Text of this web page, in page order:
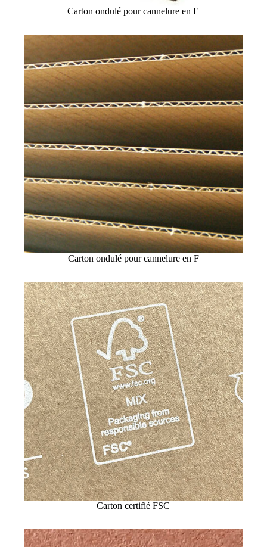
Carton ondulé pour cannelure en E
Carton ondulé pour cannelure en F
Carton certifié FSC